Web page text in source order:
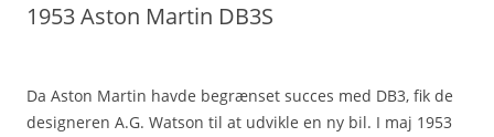
1953 Aston Martin DB3S
Da Aston Martin havde begrænset succes med DB3, fik de
designeren A.G. Watson til at udvikle en ny bil. I maj 1953